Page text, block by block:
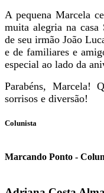
A pequena Marcela
muita alegria na casa
de seu irmão João
e de familiares e
especial ao lado da
Parabéns, Marcela!
sorrisos e diversão!
Colunista
Marcando Ponto -